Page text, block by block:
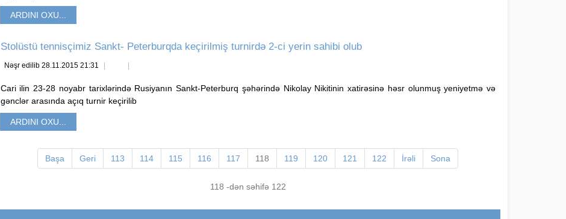
ARDINI OXU...
Stolüstü tennisçimiz Sankt- Peterburqda keçirilmiş turnirdə 2-ci yerin sahibi olub
Nəşr edilib 28.11.2015 21:31
Cari ilin 23-28 noyabr tarixlərində Rusiyanın Sankt-Peterburq şəhərində Nikolay Nikitinin xatirəsinə həsr olunmuş yeniyetmə və
gənclər arasında açıq turnir keçirilib
ARDINI OXU...
Başa Geri 113 114 115 116 117 118 119 120 121 122 İrəli Sona
118 -dən səhifə 122